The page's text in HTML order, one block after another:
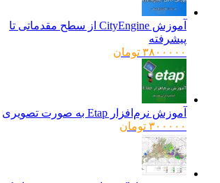
آموزش CityEngine از سطح مقدماتی تا
پیشرفته
۳۸۰۰۰۰۰ تومان
آموزش نرم‌افزار Etap به صورت تصویری
۳۰۰۰۰۰ تومان